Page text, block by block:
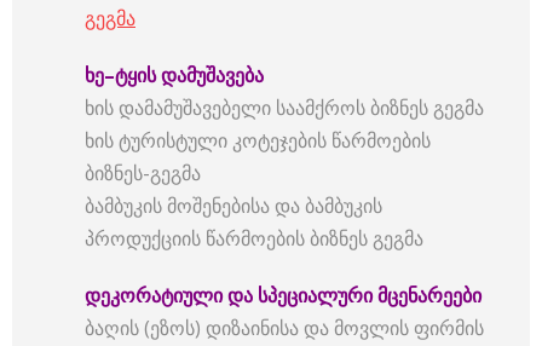
გეგმა
ხე–ტყისდამუშავება
ხის დამამუშავებელი საამქროს ბიზნეს გეგმა
ხის ტურისტული კოტეჯების წარმოების
ბიზნეს-გეგმა
ბამბუკის მოშენებისა და ბამბუკის
პროდუქციის წარმოების ბიზნეს გეგმა
დეკორატიულიდა სპეციალურიმცენარეები
ბაღის (ეზოს) დიზაინისა და მოვლის ფირმის